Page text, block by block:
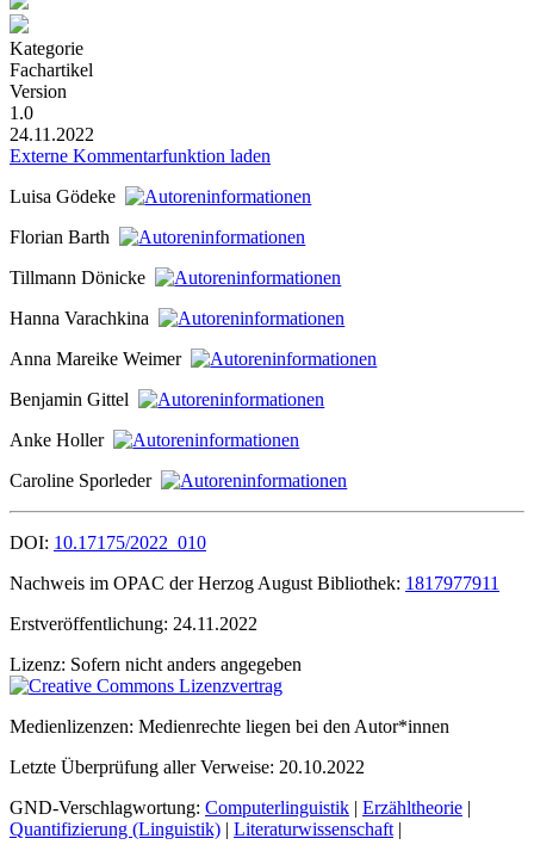
Kategorie
Fachartikel
Version
1.0
24.11.2022
Externe Kommentarfunktion laden
Luisa Gödeke
Florian Barth
Tillmann Dönicke
Hanna Varachkina
Anna Mareike Weimer
Benjamin Gittel
Anke Holler
Caroline Sporleder
DOI: 10.17175/2022_010
Nachweis im OPAC der Herzog August Bibliothek: 1817977911
Erstveröffentlichung: 24.11.2022
Lizenz: Sofern nicht anders angegeben
Medienlizenzen: Medienrechte liegen bei den Autor*innen
Letzte Überprüfung aller Verweise: 20.10.2022
GND-Verschlagwortung: Computerlinguistik | Erzähltheorie |
Quantifizierung (Linguistik) | Literaturwissenschaft |